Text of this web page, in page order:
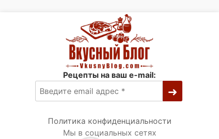
Рецепты на ваш e-mail:
Политика конфиденциальности
Мы в социальных сетях